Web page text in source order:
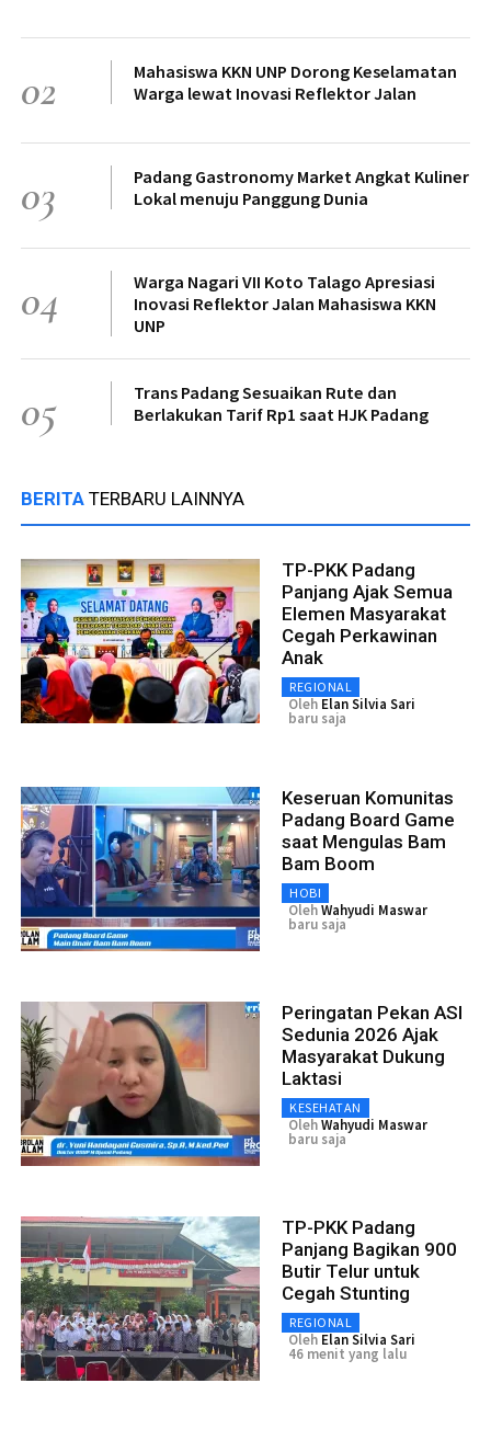
02
Mahasiswa KKN UNP Dorong Keselamatan
Warga lewat Inovasi Reflektor Jalan
03
Padang Gastronomy Market Angkat Kuliner
Lokal menuju Panggung Dunia
04
Warga Nagari VII Koto Talago Apresiasi
Inovasi Reflektor Jalan Mahasiswa KKN
UNP
05
Trans Padang Sesuaikan Rute dan
Berlakukan Tarif Rp1 saat HJK Padang
BERITA TERBARU LAINNYA
TP-PKK Padang
Panjang Ajak Semua
Elemen Masyarakat
Cegah Perkawinan
Anak
REGIONAL
Oleh Elan Silvia Sari
baru saja
Keseruan Komunitas
Padang Board Game
saat Mengulas Bam
Bam Boom
HOBI
OlehWahyudi Maswar
baru saja
Peringatan Pekan ASI
Sedunia 2026 Ajak
Masyarakat Dukung
Laktasi
KESEHATAN
OlehWahyudi Maswar
baru saja
TP-PKK Padang
Panjang Bagikan 900
Butir Telur untuk
Cegah Stunting
REGIONAL
Oleh Elan Silvia Sari
46 menit yang lalu